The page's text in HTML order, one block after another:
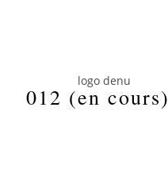
012 (en cours)